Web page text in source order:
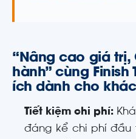
“Nâng cao giá trị,
hành” cùng Finish
ích dành cho
Tiết kiệm chi phí:
đáng kể chi phí đầu